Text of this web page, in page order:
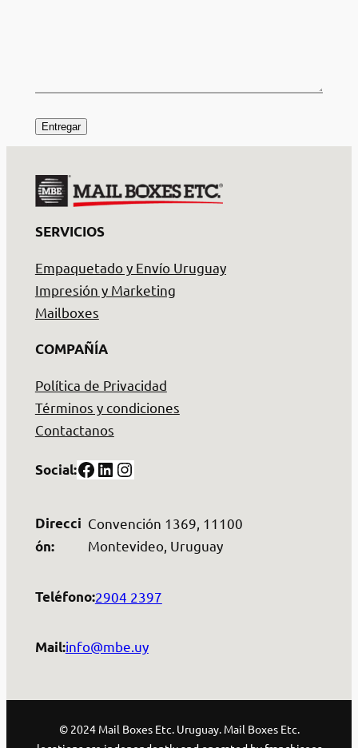
o
m
t
a
o
SERVICIOS
Empaquetado y Envío Uruguay
Impresión y Marketing
Mailboxes
COMPAÑÍA
Política de Privacidad
Términos y condiciones
Contactanos
Social:Facebook LinkedIn Instagram
Direcci
ón:
Convención 1369, 11100
Montevideo, Uruguay
Teléfono:2904 2397
Mail:info@mbe.uy
© 2024 Mail Boxes Etc. Uruguay. Mail Boxes Etc.